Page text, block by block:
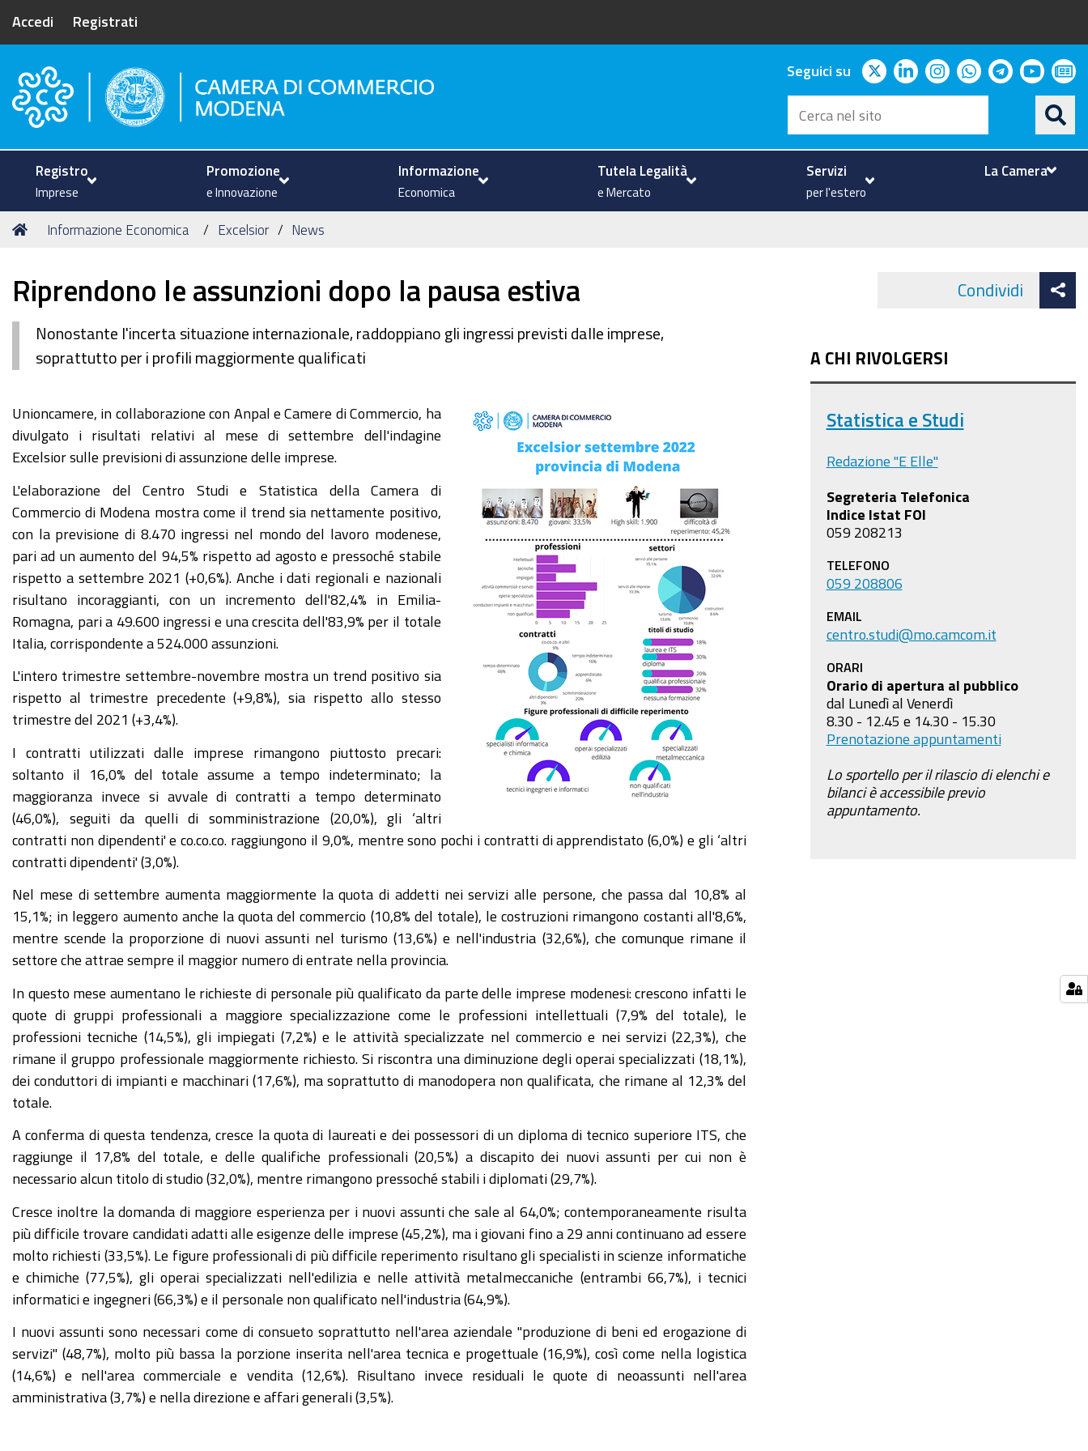
Accedi Registrati
Camera di Commercio di Modena
Seguici su twitterlinkedininstagram
whatsapp
telegram
Cerca
nel
sito
Registro
Imprese
Promozione
e Innovazione
Informazione
Economica
Tutela Legalità
e Mercato
Servizi
per l'estero
La Camera
Tu
Home
Informazione Economica Excelsior News
Riprendono le assunzioni dopo la pausa estiva
Nonostante l'incerta situazione internazionale, raddoppiano gli ingressi previsti dalle imprese,
soprattutto per i profili maggiormente qualificati
Unioncamere, in collaborazione con Anpal e Camere di Commercio, ha
divulgato i risultati relativi al mese di settembre dell'indagine
Excelsior sulle previsioni di assunzione delle imprese.
L'elaborazione del Centro Studi e Statistica della Camera di
Commercio di Modena mostra come il trend sia nettamente positivo,
con la previsione di 8.470 ingressi nel mondo del lavoro modenese,
pari ad un aumento del 94,5% rispetto ad agosto e pressoché stabile
rispetto a settembre 2021 (+0,6%). Anche i dati regionali e nazionali
risultano incoraggianti, con un incremento dell'82,4% in Emilia-
Romagna, pari a 49.600 ingressi e una crescita dell'83,9% per il totale
Italia, corrispondente a 524.000 assunzioni.
L'intero trimestre settembre-novembre mostra un trend positivo sia
rispetto al trimestre precedente (+9,8%), sia rispetto allo stesso
trimestre del 2021 (+3,4%).
I contratti utilizzati dalle imprese rimangono piuttosto precari:
soltanto il 16,0% del totale assume a tempo indeterminato; la
maggioranza invece si avvale di contratti a tempo determinato
(46,0%), seguiti da quelli di somministrazione (20,0%), gli ‘altri
contratti non dipendenti' e co.co.co. raggiungono il 9,0%, mentre sono pochi i contratti di apprendistato (6,0%) e gli ‘altri
contratti dipendenti' (3,0%).
Nel mese di settembre aumenta maggiormente la quota di addetti nei servizi alle persone, che passa dal 10,8% al
15,1%; in leggero aumento anche la quota del commercio (10,8% del totale), le costruzioni rimangono costanti all'8,6%,
mentre scende la proporzione di nuovi assunti nel turismo (13,6%) e nell'industria (32,6%), che comunque rimane il
settore che attrae sempre il maggior numero di entrate nella provincia.
In questo mese aumentano le richieste di personale più qualificato da parte delle imprese modenesi: crescono infatti le
quote di gruppi professionali a maggiore specializzazione come le professioni intellettuali (7,9% del totale), le
professioni tecniche (14,5%), gli impiegati (7,2%) e le attività specializzate nel commercio e nei servizi (22,3%), che
rimane il gruppo professionale maggiormente richiesto. Si riscontra una diminuzione degli operai specializzati (18,1%),
dei conduttori di impianti e macchinari (17,6%), ma soprattutto di manodopera non qualificata, che rimane al 12,3% del
totale.
A conferma di questa tendenza, cresce la quota di laureati e dei possessori di un diploma di tecnico superiore ITS, che
raggiunge il 17,8% del totale, e delle qualifiche professionali (20,5%) a discapito dei nuovi assunti per cui non è
necessario alcun titolo di studio (32,0%), mentre rimangono pressoché stabili i diplomati (29,7%).
Cresce inoltre la domanda di maggiore esperienza per i nuovi assunti che sale al 64,0%; contemporaneamente risulta
più difficile trovare candidati adatti alle esigenze delle imprese (45,2%), ma i giovani fino a 29 anni continuano ad essere
molto richiesti (33,5%). Le figure professionali di più difficile reperimento risultano gli specialisti in scienze informatiche
e chimiche (77,5%), gli operai specializzati nell'edilizia e nelle attività metalmeccaniche (entrambi 66,7%), i tecnici
informatici e ingegneri (66,3%) e il personale non qualificato nell'industria (64,9%).
I nuovi assunti sono necessari come di consueto soprattutto nell'area aziendale "produzione di beni ed erogazione di
servizi" (48,7%), molto più bassa la porzione inserita nell'area tecnica e progettuale (16,9%), così come nella logistica
(14,6%) e nell'area commerciale e vendita (12,6%). Risultano invece residuali le quote di neoassunti nell'area
amministrativa (3,7%) e nella direzione e affari generali (3,5%).
Condividi
A CHI RIVOLGERSI
Statistica e Studi
Redazione "E Elle"
Segreteria Telefonica
Indice Istat FOI
059 208213
TELEFONO
059 208806
EMAIL
centro.studi@mo.camcom.it
ORARI
Orario di apertura al pubblico
dal Lunedì al Venerdì
8.30 - 12.45 e 14.30 - 15.30
Prenotazione appuntamenti
Lo sportello per il rilascio di elenchi e
bilanci è accessibile previo
appuntamento.